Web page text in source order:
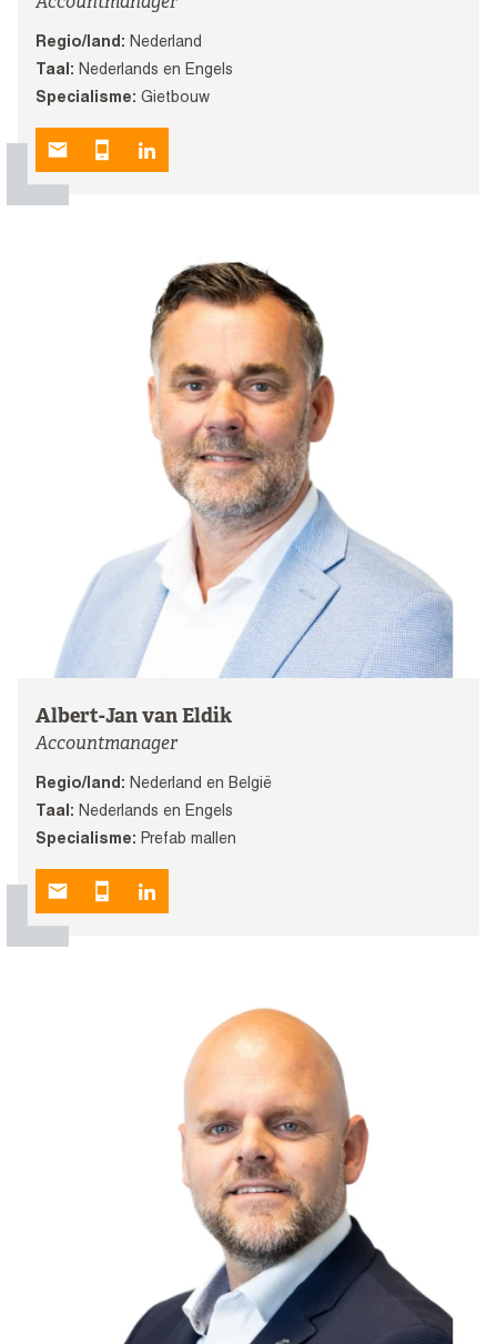
Regio/land: Nederland
Taal: Nederlands en Engels
Specialisme: Gietbouw
Albert-Jan van Eldik
Accountmanager
Regio/land: Nederland en België
Taal: Nederlands en Engels
Specialisme: Prefab mallen